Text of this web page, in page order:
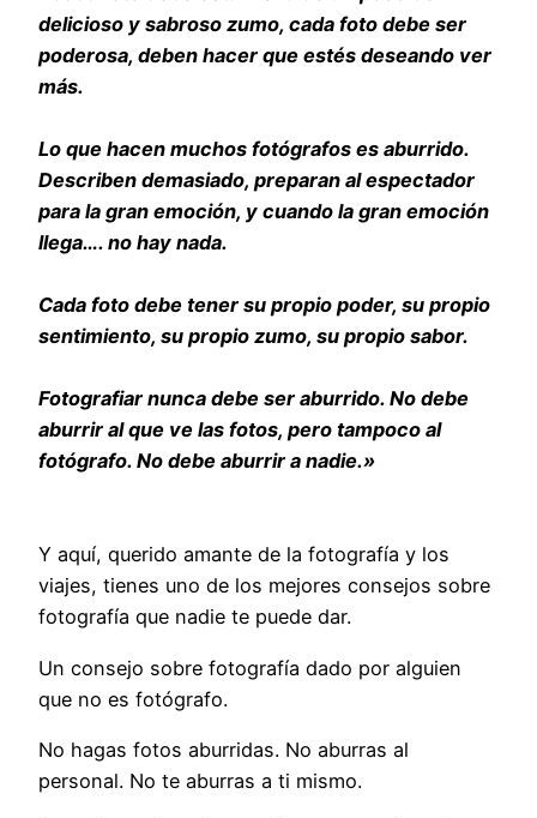
delicioso y sabroso zumo, cada foto debe ser
poderosa, deben hacer que estés deseando ver
más.
Lo que hacen muchos fotógrafos es aburrido.
Describen demasiado, preparan al espectador
para la gran emoción, y cuando la gran emoción
llega…. no hay nada.
Cada foto debe tener su propio poder, su propio
sentimiento, su propio zumo, su propio sabor.
Fotografiar nunca debe ser aburrido. No debe
aburrir al que ve las fotos, pero tampoco al
fotógrafo. No debe aburrir a nadie.»
Y aquí, querido amante de la fotografía y los
viajes, tienes uno de los mejores consejos sobre
fotografía que nadie te puede dar.
Un consejo sobre fotografía dado por alguien
que no es fotógrafo.
No hagas fotos aburridas. No aburras al
personal. No te aburras a ti mismo.